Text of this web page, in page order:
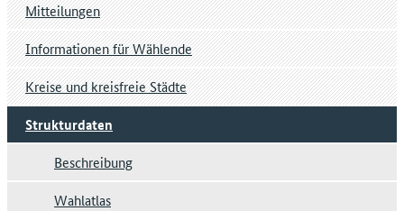
Mitteilungen
Informationen für Wählende
Kreise und kreisfreie Städte
Strukturdaten
Beschreibung
Wahlatlas